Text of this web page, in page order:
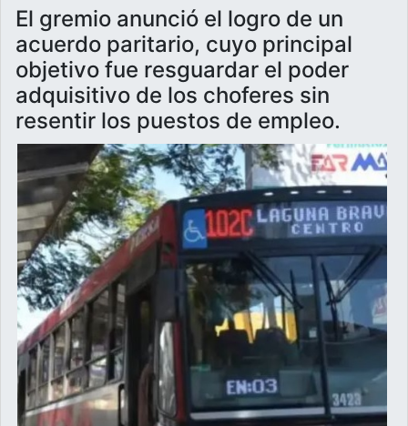
El gremio anunció el logro de un
acuerdo paritario, cuyo principal
objetivo fue resguardar el poder
adquisitivo de los choferes sin
resentir los puestos de empleo.